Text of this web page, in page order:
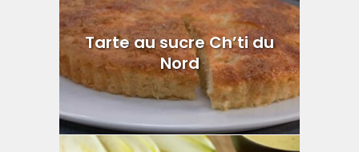
Tarte au sucre Ch’ti du
Nord